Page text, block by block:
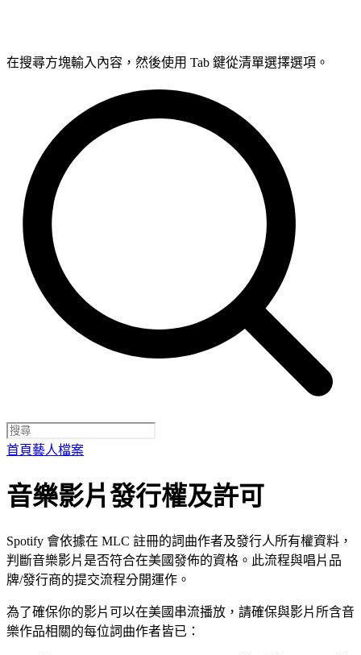
在搜尋方塊輸入內容，然後使用 Tab 鍵從清單選擇選項。
首頁藝人檔案
音樂影片發行權及許可
Spotify 會依據在 MLC 註冊的詞曲作者及發行人所有權資料，
判斷音樂影片是否符合在美國發佈的資格。此流程與唱片品
牌/發行商的提交流程分開運作。
為了確保你的影片可以在美國串流播放，請確保與影片所含音
樂作品相關的每位詞曲作者皆已：